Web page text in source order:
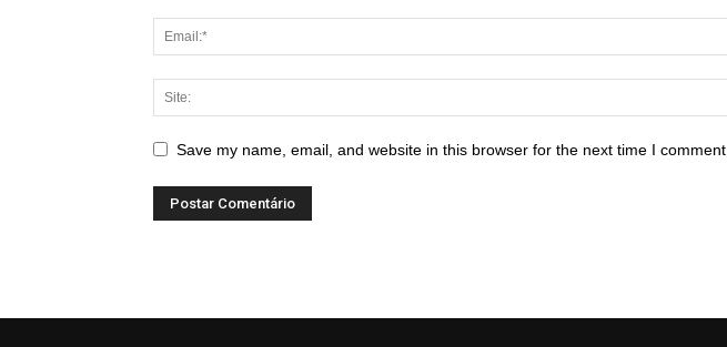
Save my name, email, and website in this browser for the next time I comment.